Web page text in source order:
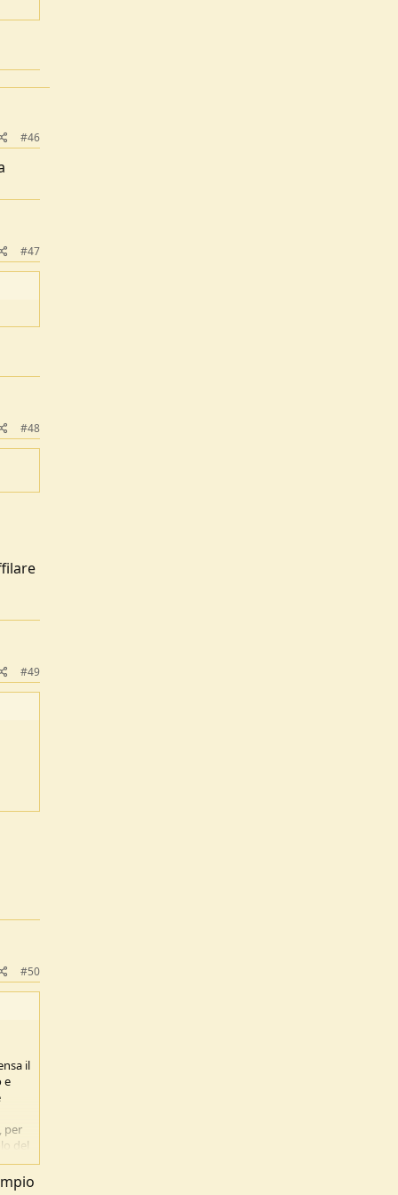
#46
#47
#48
#49
#50
il
e
per
del